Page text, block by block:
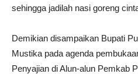
sehingga jadilah nasi goreng
Demikian disampaikan Bupati
Mustika pada agenda
Penyajian di Alun-alun Pemkab